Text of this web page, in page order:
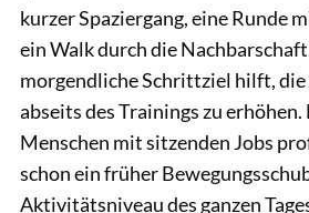
kurzer Spaziergang, eine Runde
ein Walk durch die Nachbarschaft
morgendliche Schrittziel hilft,
abseits des Trainings zu erhöhen.
Menschen mit sitzenden Jobs
schon ein früher
Aktivitätsniveau des ganzen